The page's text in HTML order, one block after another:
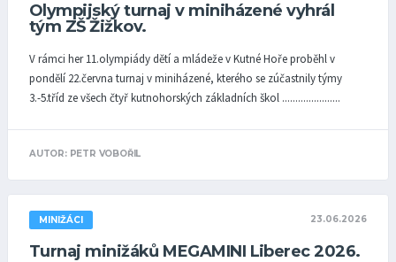
Olympijský turnaj v miniházené vyhrál
tým ZŠ Žižkov.
V rámci her 11.olympiády dětí a mládeže v Kutné Hoře proběhl v
pondělí 22.června turnaj v miniházené, kterého se zúčastnily týmy
3.-5.tříd ze všech čtyř kutnohorských základních škol ......................
AUTOR: PETR VOBOŘIL
MINIŽÁCI 23.06.2026
Turnaj minižáků MEGAMINI Liberec 2026.